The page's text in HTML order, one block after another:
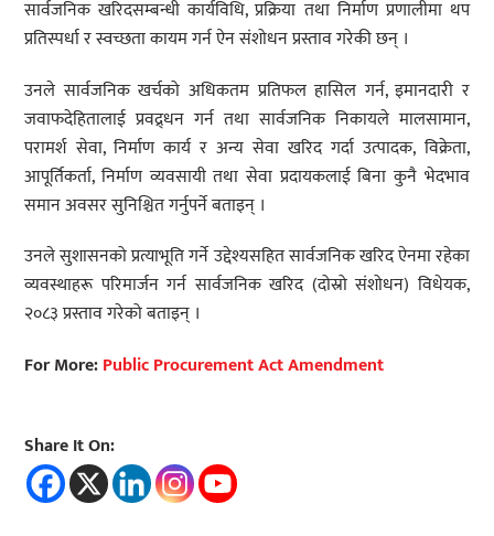
सार्वजनिक खरिदसम्बन्धी कार्यविधि, प्रक्रिया तथा निर्माण प्रणालीमा थप
प्रतिस्पर्धा र स्वच्छता कायम गर्न ऐन संशोधन प्रस्ताव गरेकी छन् ।
उनले सार्वजनिक खर्चको अधिकतम प्रतिफल हासिल गर्न, इमानदारी र
जवाफदेहितालाई प्रवद्र्धन गर्न तथा सार्वजनिक निकायले मालसामान,
परामर्श सेवा, निर्माण कार्य र अन्य सेवा खरिद गर्दा उत्पादक, विक्रेता,
आपूर्तिकर्ता, निर्माण व्यवसायी तथा सेवा प्रदायकलाई बिना कुनै भेदभाव
समान अवसर सुनिश्चित गर्नुपर्ने बताइन् ।
उनले सुशासनको प्रत्याभूति गर्ने उद्देश्यसहित सार्वजनिक खरिद ऐनमा रहेका
व्यवस्थाहरू परिमार्जन गर्न सार्वजनिक खरिद (दोस्रो संशोधन) विधेयक,
२०८३ प्रस्ताव गरेको बताइन् ।
For More:Public Procurement Act Amendment
Share It On: